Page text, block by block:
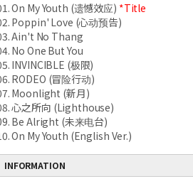
On My Youth (遗憾效应) *Title
Poppin' Love (心动预告)
Ain't No Thang
No One But You
INVINCIBLE (极限)
RODEO (冒险行动)
Moonlight (新月)
心之所向 (Lighthouse)
Be Alright (未来电台)
On My Youth (English Ver.)
INFORMATION